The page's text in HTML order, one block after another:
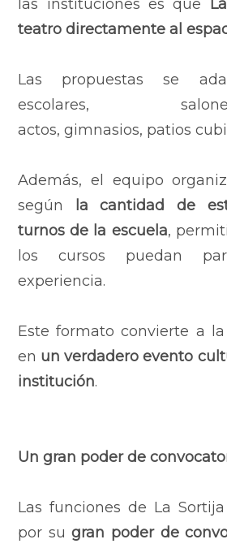
las instituciones es que
teatro directamente al
Las propuestas se
escolares,
actos,gimnasios, patios
Además, el equipo
según
la cantidad de
turnos de la escuela,
los cursos puedan
experiencia.
Este formato convierte a
en un verdadero evento
institución.
Un gran poder de
Las funciones de La
por sugran poder de